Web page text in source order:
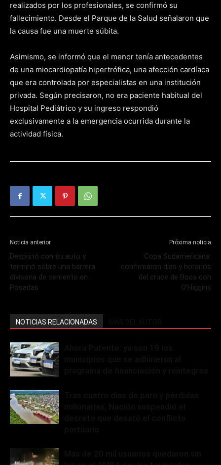
realizados por los profesionales, se confirmó su
fallecimiento. Desde el Parque de la Salud señalaron que
la causa fue una muerte súbita.
Asimismo, se informó que el menor tenía antecedentes
de una miocardiopatía hipertrófica, una afección cardíaca
que era controlada por especialistas en una institución
privada. Según precisaron, no era paciente habitual del
Hospital Pediátrico y su ingreso respondió
exclusivamente a la emergencia ocurrida durante la
actividad física.
Noticia anterior
Despistó con su auto y
terminó sobre una barrera
divisoria de cemento en
Posadas
Próxima noticia
Copa Sudamericana:
confirmaron días y horarios
del cruce de Boca con
O’Higgins
NOTICIAS RELACIONADAS